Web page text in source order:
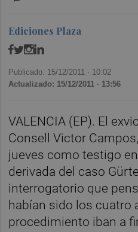
Ediciones Plaza
Publicado: 15/12/2011 · 10:02
Actualizado: 15/12/2011 · 13:56
VALENCIA (EP). El
Consell Victor
jueves como testigo
derivada del caso
interrogatorio que
habían sido los cuatro
procedimiento iban a